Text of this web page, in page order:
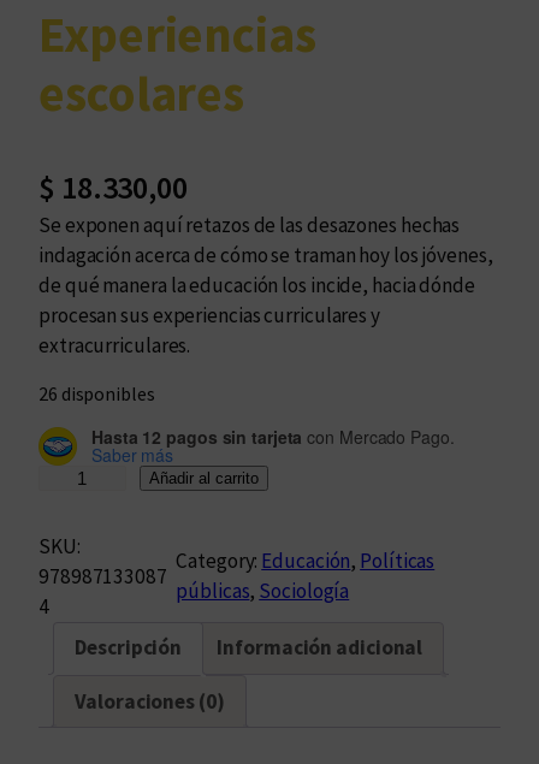
Experiencias
escolares
$ 18.330,00
Se exponen aquí retazos de las desazones hechas
indagación acerca de cómo se traman hoy los jóvenes,
de qué manera la educación los incide, hacia dónde
procesan sus experiencias curriculares y
extracurriculares.
26 disponibles
Hasta 12 pagos sin tarjeta con Mercado Pago.
Saber más
p
e
r
Añadir al carrito
SKU:
978987133087
4
Category: Educación, Políticas
públicas, Sociología
Descripción Información adicional
Valoraciones (0)